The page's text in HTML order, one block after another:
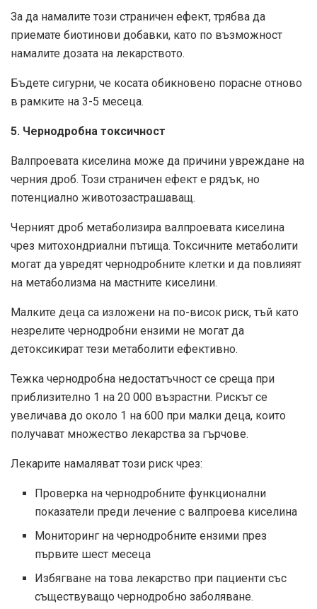
За да намалите този страничен ефект, трябва да
приемате биотинови добавки, като по възможност
намалите дозата на лекарството.
Бъдете сигурни, че косата обикновено порасне отново
в рамките на 3-5 месеца.
5. Чернодробна токсичност
Валпроевата киселина може да причини увреждане на
черния дроб. Този страничен ефект е рядък, но
потенциално животозастрашаващ.
Черният дроб метаболизира валпроевата киселина
чрез митохондриални пътища. Токсичните метаболити
могат да увредят чернодробните клетки и да повлияят
на метаболизма на мастните киселини.
Малките деца са изложени на по-висок риск, тъй като
незрелите чернодробни ензими не могат да
детоксикират тези метаболити ефективно.
Тежка чернодробна недостатъчност се среща при
приблизително 1 на 20 000 възрастни. Рискът се
увеличава до около 1 на 600 при малки деца, които
получават множество лекарства за гърчове.
Лекарите намаляват този риск чрез:
Проверка на чернодробните функционални
показатели преди лечение с валпроева киселина
Мониторинг на чернодробните ензими през
първите шест месеца
Избягване на това лекарство при пациенти със
съществуващо чернодробно заболяване.